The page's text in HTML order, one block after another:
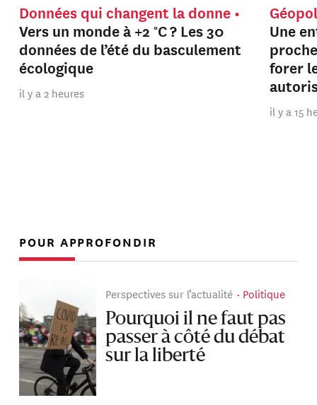
Données qui changent la donne
Vers un monde à +2 °C ? Les 30
données de l’été du basculement
écologique
il y a 2 heures
Une
forer
il y a 15
POUR APPROFONDIR
Perspectives sur l’actualité Politique
Pourquoi il ne faut pas
passer à côté du débat
sur la liberté